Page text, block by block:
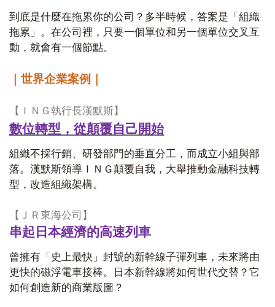
到底是什麼在拖累你的公司？多半時候，答案是「組織
拖累」。在公司裡，只要一個單位和另一個單位交叉互
動，就會有一個節點。
｜世界企業案例｜
【ＩＮＧ執行長漢默斯】
數位轉型，從顛覆自己開始
組織不採行銷、研發部門的垂直分工，而成立小組與部
落。漢默斯領導ＩＮＧ顛覆自我，大舉推動金融科技轉
型，改造組織架構。
【ＪＲ東海公司】
串起日本經濟的高速列車
曾擁有「史上最快」封號的新幹線子彈列車，未來將由
更快的磁浮電車接棒。日本新幹線將如何世代交替？它
如何創造新的商業版圖？